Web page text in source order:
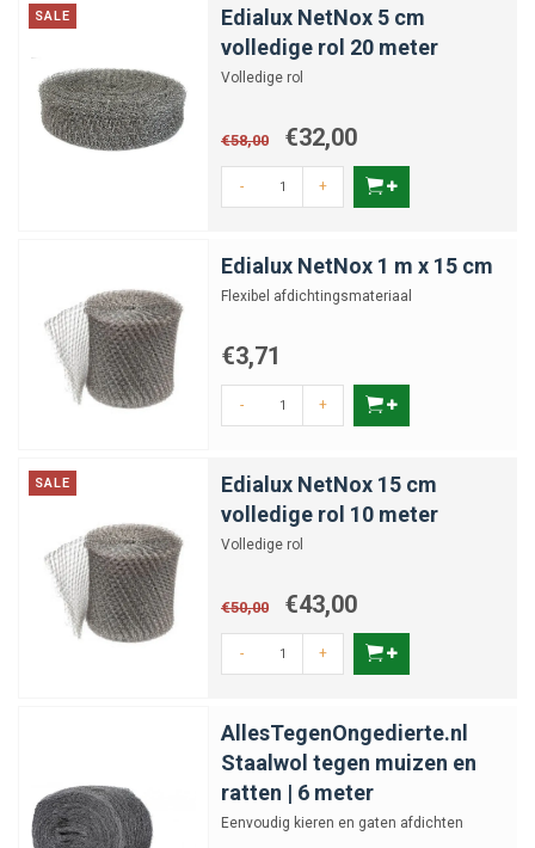
SALE
Edialux NetNox 5 cm
volledige rol 20 meter
Volledige rol
€58,00 €32,00
- +
Edialux NetNox 1 m x 15 cm
Flexibel afdichtingsmateriaal
€3,71
- +
SALE
Edialux NetNox 15 cm
volledige rol 10 meter
Volledige rol
€50,00 €43,00
- +
AllesTegenOngedierte.nl
Staalwol tegen muizen en
ratten | 6 meter
Eenvoudig kieren en gaten afdichten